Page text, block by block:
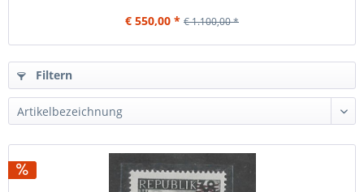
€ 550,00 * € 1.100,00 *
Filtern